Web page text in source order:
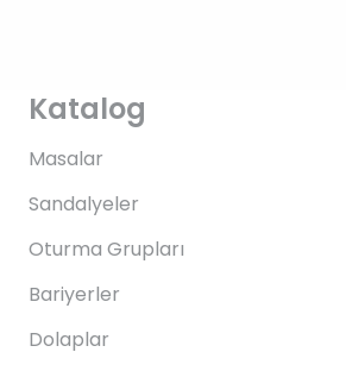
Katalog
Masalar
Sandalyeler
Oturma Grupları
Bariyerler
Dolaplar